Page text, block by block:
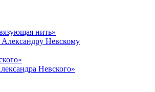
нить»
Невскому
Невского»